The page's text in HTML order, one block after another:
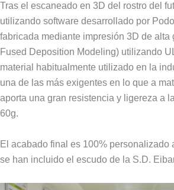
Tras el escaneado en 3D del rostro del
utilizando software desarrollado por
fabricada mediante impresión 3D de alta
Fused Deposition Modeling) utilizando
material habitualmente utilizado en la
una de las más exigentes en lo que a
aporta una gran resistencia y ligereza a
60g.
El acabado final es 100% personalizado
se han incluido el escudo de la S.D.